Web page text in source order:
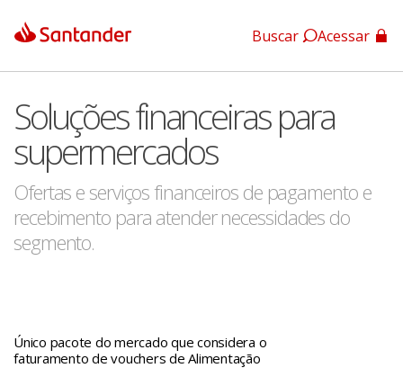
App Santander
App Santander Empresas
Buscar Acessar
Soluções financeiras para
supermercados
Ofertas e serviços financeiros de pagamento e
recebimento para atender necessidades do
segmento.
Único pacote do mercado que considera o
faturamento de vouchers de Alimentação